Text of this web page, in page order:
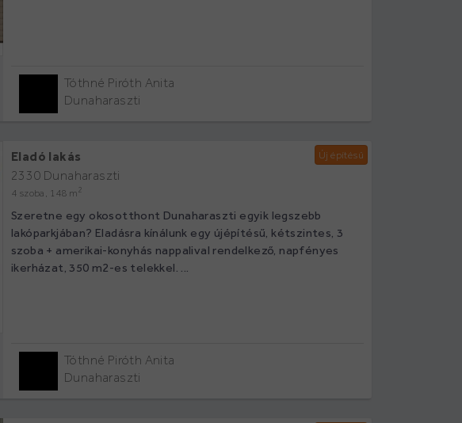
Tóthné Piróth Anita
Dunaharaszti
Eladó lakás
2330 Dunaharaszti
4 szoba, 148 m 2
Szeretne egy okosotthont Dunaharaszti egyik legszebb
lakóparkjában? Eladásra kínálunk egy újépítésű, kétszintes, 3
szoba + amerikai-konyhás nappalival rendelkező, napfényes
ikerházat, 350 m2-es telekkel. ...
Új építésű
Tóthné Piróth Anita
Dunaharaszti